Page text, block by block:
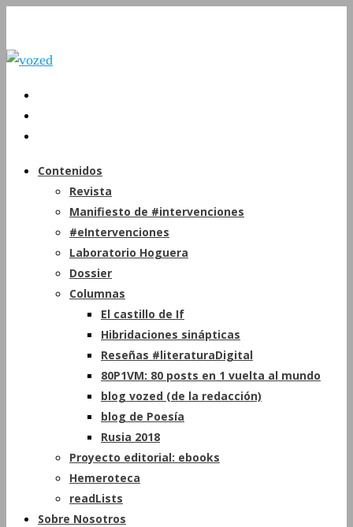
Contenidos
Revista
Manifiesto de #intervenciones
#eIntervenciones
Laboratorio Hoguera
Dossier
Columnas
El castillo de If
Hibridaciones sinápticas
Reseñas #literaturaDigital
80P1VM: 80 posts en 1 vuelta al mundo
blog vozed (de la redacción)
blog de Poesía
Rusia 2018
Proyecto editorial: ebooks
Hemeroteca
readLists
Sobre Nosotros